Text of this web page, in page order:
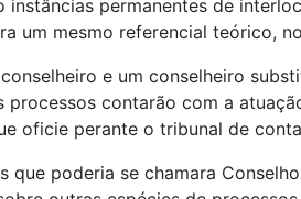
permanentes de
um mesmo referencial teórico,
e um conselheiro
contarão com a
oficie perante o tribunal de
poderia se chamara